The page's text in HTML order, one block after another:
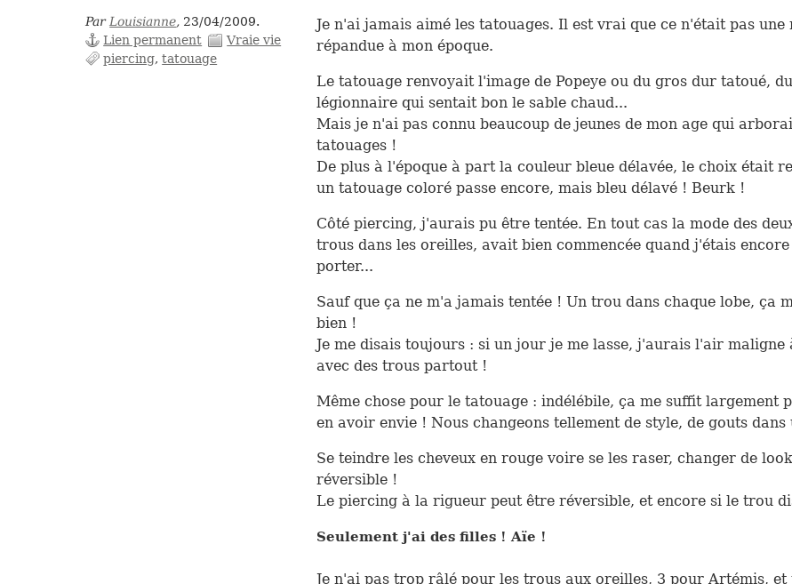
Par Louisianne, 23/04/2009.
Lien permanent
Vraie vie
piercing tatouage
Je n'ai jamais aimé les tatouages. Il est vrai que ce n'était pas une
répandue à mon époque.
Le tatouage renvoyait l'image de Popeye ou du gros dur tatoué,
légionnaire qui sentait bon le sable chaud...
Mais je n'ai pas connu beaucoup de jeunes de mon age qui
tatouages !
De plus à l'époque à part la couleur bleue délavée, le choix était
un tatouage coloré passe encore, mais bleu délavé ! Beurk !
Côté piercing, j'aurais pu être tentée. En tout cas la mode des
trous dans les oreilles, avait bien commencée quand j'étais encore
porter...
Sauf que ça ne m'a jamais tentée ! Un trou dans chaque lobe, ça
bien !
Je me disais toujours : si un jour je me lasse, j'aurais l'air maligne
avec des trous partout !
Même chose pour le tatouage : indélébile, ça me suffit largement
en avoir envie ! Nous changeons tellement de style, de gouts dans
Se teindre les cheveux en rouge voire se les raser, changer de
réversible !
Le piercing à la rigueur peut être réversible, et encore si le trou
Seulement j'ai des filles ! Aïe !
Je n'ai pas trop râlé pour les trous aux oreilles, 3 pour Artémis, et